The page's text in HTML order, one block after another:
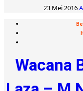
23 Mei 2016
Wacana